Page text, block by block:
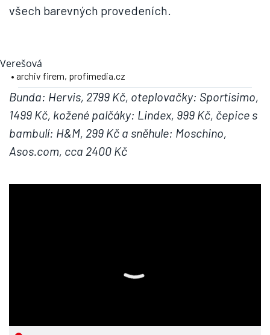
všech barevných provedeních.
Verešová
• archiv firem, profimedia.cz
Bunda: Hervis, 2799 Kč, oteplovačky: Sportisimo,
1499 Kč, kožené palčáky: Lindex, 999 Kč, čepice s
bambulí: H&M, 299 Kč a sněhule: Moschino,
Asos.com, cca 2400 Kč